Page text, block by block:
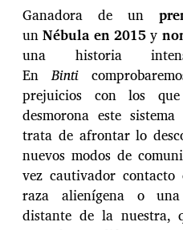
Ganadora de un
unNébula en 2015y
una historia
EnBinti
prejuicios con los
desmorona este
trata de afrontar lo
nuevos modos de
vez cautivador
raza alienígena o
distante de la nuestra,